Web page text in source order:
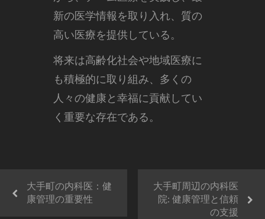
新の医学情報を取り入れ、質の
高い医療を提供している。
将来は高齢化社会や地域医療に
も積極的に取り組み、多くの
人々の健康と幸福に貢献してい
く重要な存在である。
大手町の内科医：健
康管理の重要性
大手町周辺の内科医
院: 健康管理と信頼
の支援